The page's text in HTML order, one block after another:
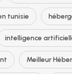
tunisie
intelligence
Meilleur